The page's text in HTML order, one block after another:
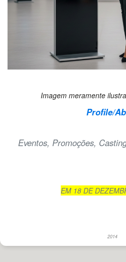
Imagem meramente
Profile/
Eventos, Promoções,
EM 18 DE
2014